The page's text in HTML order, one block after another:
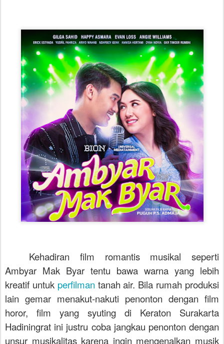
Kehadiran film romantis musikal seperti
Ambyar Mak Byar tentu bawa warna yang lebih
kreatif untuk perfilman tanah air. Bila rumah produksi
lain gemar menakut-nakuti penonton dengan film
horor, film yang syuting di Keraton Surakarta
Hadiningrat ini justru coba jangkau penonton dengan
unsur musikalitas karena ingin mengenalkan musik